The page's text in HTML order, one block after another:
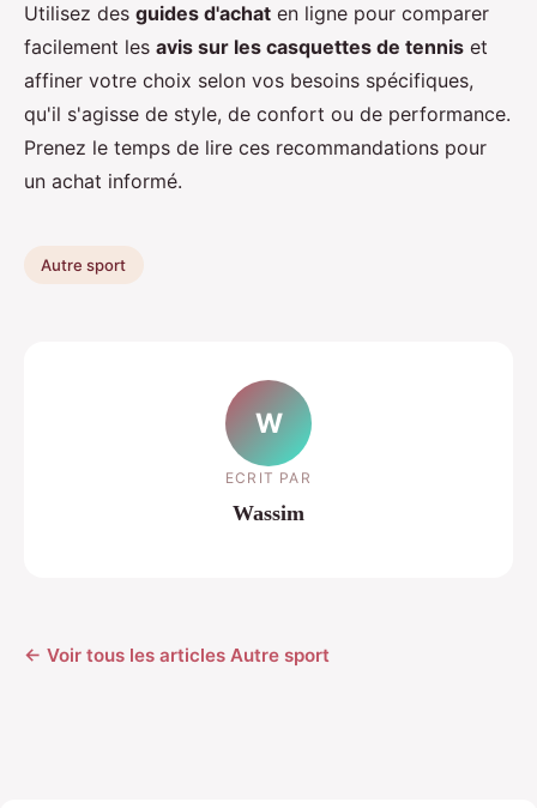
Utilisez des guides d'achat en ligne pour comparer
facilement les avis sur les casquettes de tennis et
affiner votre choix selon vos besoins spécifiques,
qu'il s'agisse de style, de confort ou de performance.
Prenez le temps de lire ces recommandations pour
un achat informé.
Autre sport
W
ECRIT PAR
Wassim
← Voir tous les articles Autre sport